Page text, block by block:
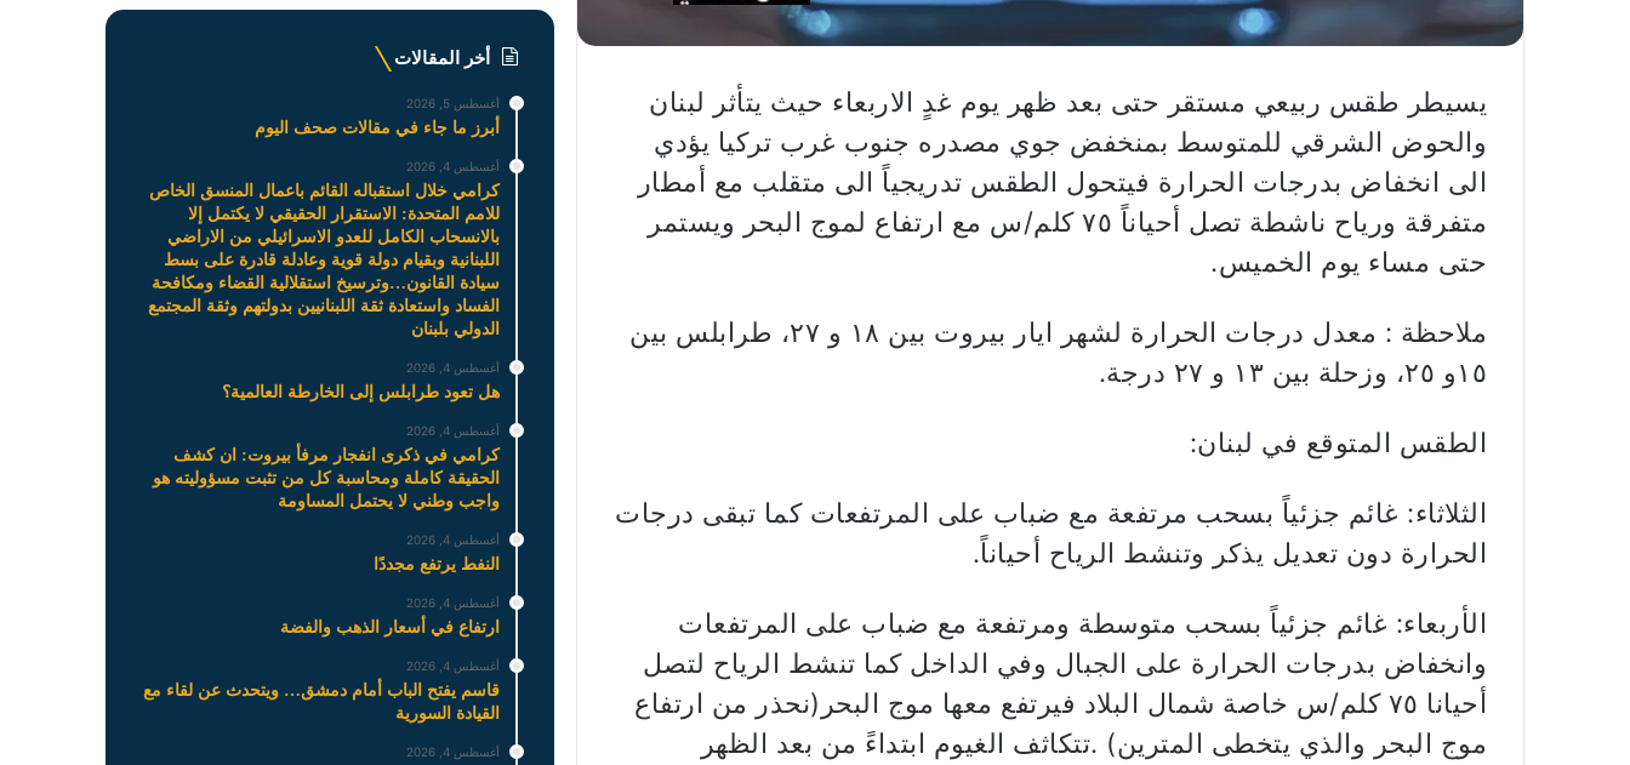
يسيطر طقس ربيعي مستقر حتى بعد ظهر يوم غدٍ الاربعاء حيث يتأثر لبنان
والحوض الشرقي للمتوسط بمنخفض جوي مصدره جنوب غرب تركيا يؤدي
الى انخفاض بدرجات الحرارة فيتحول الطقس تدريجياً الى متقلب مع أمطار
متفرقة ورياح ناشطة تصل أحياناً ٧٥ كلم/س مع ارتفاع لموج البحر ويستمر
حتى مساء يوم الخميس.
ملاحظة : معدل درجات الحرارة لشهر ايار بيروت بين ١٨ و ٢٧، طرابلس بين
١٥و ٢٥، وزحلة بين ١٣ و ٢٧ درجة.
الطقس المتوقع في لبنان:
الثلاثاء: غائم جزئياً بسحب مرتفعة مع ضباب على المرتفعات كما تبقى درجات
الحرارة دون تعديل يذكر وتنشط الرياح أحياناً.
الأربعاء: غائم جزئياً بسحب متوسطة ومرتفعة مع ضباب على المرتفعات
وانخفاض بدرجات الحرارة على الجبال وفي الداخل كما تنشط الرياح لتصل
أحيانا ٧٥ كلم/س خاصة شمال البلاد فيرتفع معها موج البحر(نحذر من ارتفاع
موج البحر والذي يتخطى المترين) .تتكاثف الغيوم ابتداءً من بعد الظهر
أخر المقالات
أغسطس 5, 2026
أبرز ما جاء في مقالات صحف اليوم
أغسطس 4, 2026
كرامي خلال استقباله القائم باعمال المنسق الخاص
للامم المتحدة: الاستقرار الحقيقي لا يكتمل إلا
بالانسحاب الكامل للعدو الاسرائيلي من الاراضي
اللبنانية وبقيام دولة قوية وعادلة قادرة على بسط
سيادة القانون…وترسيخ استقلالية القضاء ومكافحة
الفساد واستعادة ثقة اللبنانيين بدولتهم وثقة المجتمع
الدولي بلبنان
أغسطس 4, 2026
هل تعود طرابلس إلى الخارطة العالمية؟
أغسطس 4, 2026
كرامي في ذكرى انفجار مرفأ بيروت: ان كشف
الحقيقة كاملة ومحاسبة كل من تثبت مسؤوليته هو
واجب وطني لا يحتمل المساومة
أغسطس 4, 2026
النفط يرتفع مجددًا
أغسطس 4, 2026
ارتفاع في أسعار الذهب والفضة
أغسطس 4, 2026
قاسم يفتح الباب أمام دمشق… ويتحدث عن لقاء مع
القيادة السورية
أغسطس 4, 2026